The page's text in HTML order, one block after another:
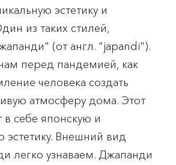
эстетику и
из таких стилей,
(от англ. "japandi").
перед пандемией, как
человека создать
атмосферу дома. Этот
в себе японскую и
эстетику. Внешний вид
легко узнаваем. Джапанди